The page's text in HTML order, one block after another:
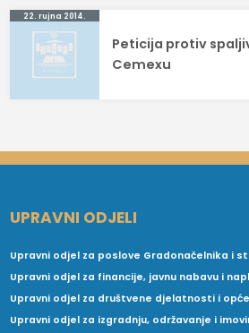
22. rujna 2014.
Peticija protiv
Cemexu
UPRAVNI ODJELI
Upravni odjel za poslove Gradonačelnika i
Upravni odjel za financije, javnu nabavu i
Upravni odjel za društvene djelatnosti i
Upravni odjel za izgradnju, održavanje i